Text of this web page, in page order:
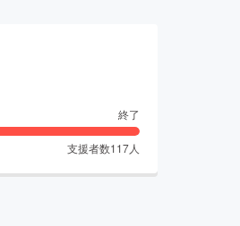
終了
支援者数117人